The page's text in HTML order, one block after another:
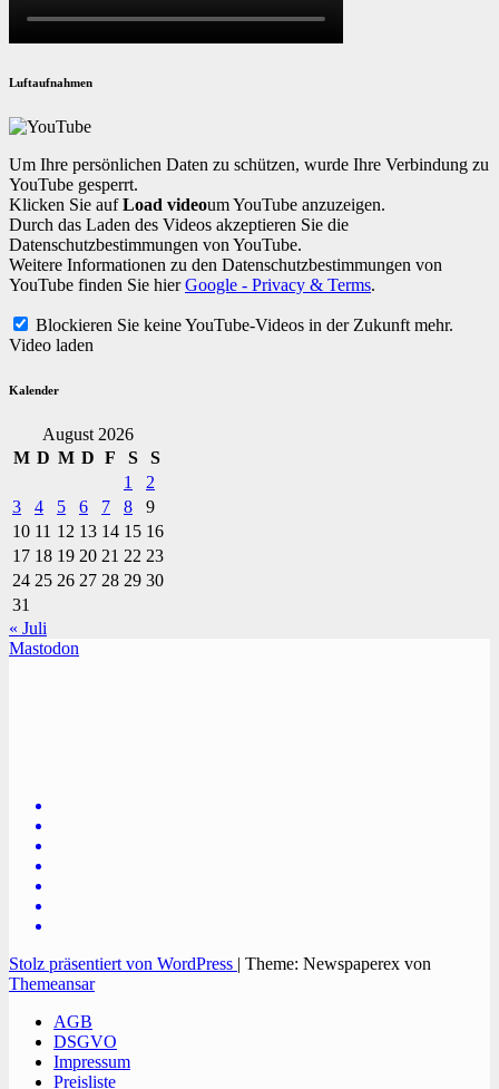
Luftaufnahmen
Um Ihre persönlichen Daten zu schützen, wurde Ihre Verbindung zu
YouTube gesperrt.
Klicken Sie aufLoad videoum YouTube anzuzeigen.
Durch das Laden des Videos akzeptieren Sie die
Datenschutzbestimmungen von YouTube.
Weitere Informationen zu den Datenschutzbestimmungen von
YouTube finden Sie hierGoogle - Privacy & Terms.
Blockieren Sie keine YouTube-Videos in der Zukunft mehr.
Video laden
Kalender
August 2026
M D M D F S
S
1
2
3
4 5 6 7 8
9
10 11 12 13 14 15 16
17 18 19 20 21 22 23
24 25 26 27 28 29 30
31
« Juli
Mastodon
Stolz präsentiert von WordPress | Theme: Newspaperex von
Themeansar
AGB
DSGVO
Impressum
Preisliste